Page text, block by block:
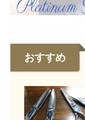
おすすめ